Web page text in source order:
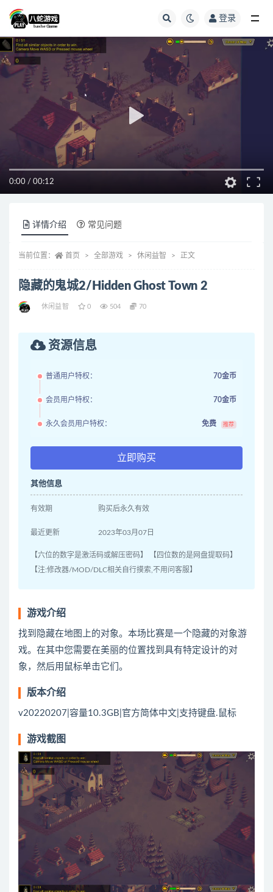
登录
0:00 / 00:12
详情介绍 常见问题
当前位置： 首页 全部游戏 休闲益智 正文
隐藏的鬼城2/Hidden Ghost Town 2
休闲益智 0 504 70
资源信息
普通用户特权： 70金币
会员用户特权： 70金币
永久会员用户特权： 免费 推荐
立即购买
其他信息
有效期 购买后永久有效
最近更新 2023年03月07日
【六位的数字是激活码或解压密码】 【四位数的是网盘提取码】
【注:修改器/MOD/DLC相关自行摸索,不用问客服】
游戏介绍
找到隐藏在地图上的对象。本场比赛是一个隐藏的对象游
戏。在其中您需要在美丽的位置找到具有特定设计的对
象，然后用鼠标单击它们。
版本介绍
v20220207|容量10.3GB|官方简体中文|支持键盘.鼠标
游戏截图